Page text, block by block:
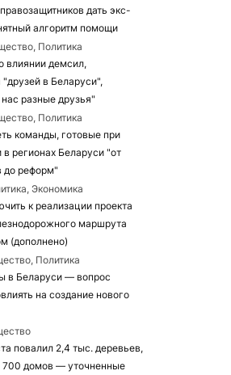
дать экс-
алгоритм помощи
Политика
влиянии демсил,
в Беларуси",
разные друзья"
Политика
команды, готовые при
регионах Беларуси "от
до реформ"
Экономика
к реализации проекта
маршрута
(дополнено)
Политика
в Беларуси — вопрос
на создание нового
повалил 2,4 тыс. деревьев,
700 домов — уточненные